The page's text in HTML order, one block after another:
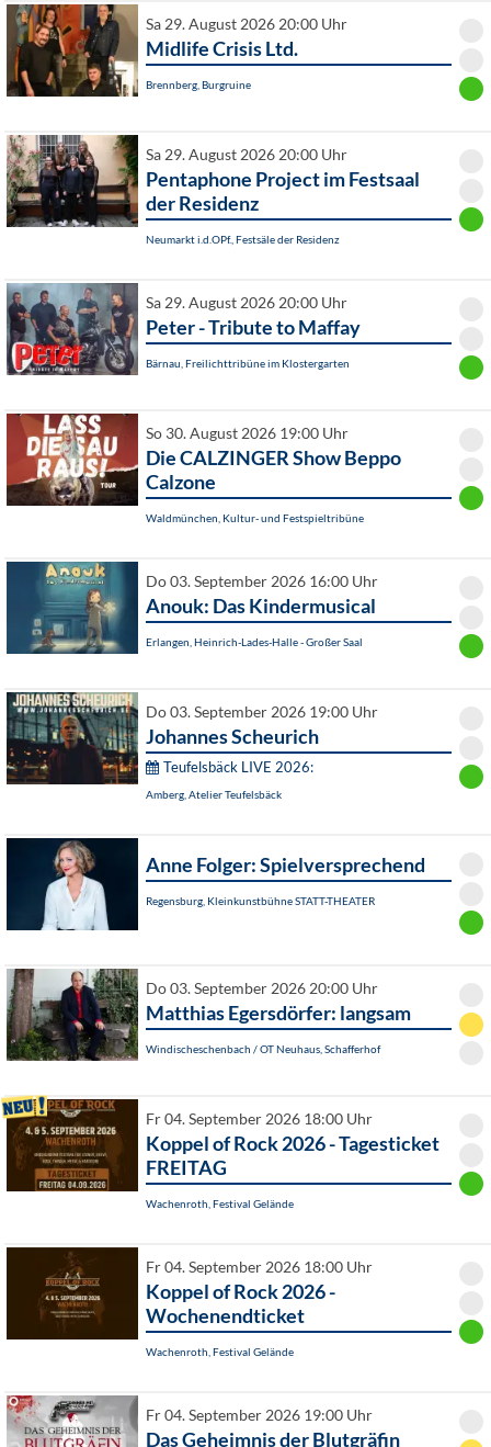
Sa 29. August 2026 20:00 Uhr
Midlife Crisis Ltd.
Brennberg, Burgruine
Sa 29. August 2026 20:00 Uhr
Pentaphone Project im Festsaal
der Residenz
Neumarkt i.d.OPf., Festsäle der Residenz
Sa 29. August 2026 20:00 Uhr
Peter - Tribute to Maffay
Bärnau, Freilichttribüne im Klostergarten
So 30. August 2026 19:00 Uhr
Die CALZINGER Show Beppo
Calzone
Waldmünchen, Kultur- und Festspieltribüne
Do 03. September 2026 16:00 Uhr
Anouk: Das Kindermusical
Erlangen, Heinrich-Lades-Halle - Großer Saal
Do 03. September 2026 19:00 Uhr
Johannes Scheurich
Teufelsbäck LIVE 2026:
Amberg, Atelier Teufelsbäck
Anne Folger: Spielversprechend
Regensburg, Kleinkunstbühne STATT-THEATER
Do 03. September 2026 20:00 Uhr
Matthias Egersdörfer: langsam
Windischeschenbach / OT Neuhaus, Schafferhof
Fr 04. September 2026 18:00 Uhr
Koppel of Rock 2026 - Tagesticket
FREITAG
Wachenroth, Festival Gelände
Fr 04. September 2026 18:00 Uhr
Koppel of Rock 2026 -
Wochenendticket
Wachenroth, Festival Gelände
Fr 04. September 2026 19:00 Uhr
Das Geheimnis der Blutgräfin